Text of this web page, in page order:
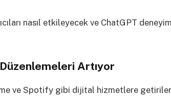
nasıl etkileyecek ve ChatGPT
Artıyor
ve Spotify gibi dijital hizmetlere